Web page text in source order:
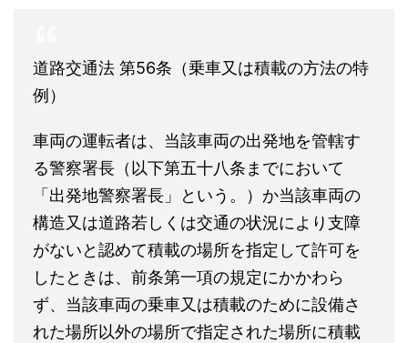
道路交通法 第56条（乗車又は積載の方法の特
例）
車両の運転者は、当該車両の出発地を管轄す
る警察署長（以下第五十八条までにおいて
「出発地警察署長」という。）か当該車両の
構造又は道路若しくは交通の状況により支障
がないと認めて積載の場所を指定して許可を
したときは、前条第一項の規定にかかわら
ず、当該車両の乗車又は積載のために設備さ
れた場所以外の場所で指定された場所に積載